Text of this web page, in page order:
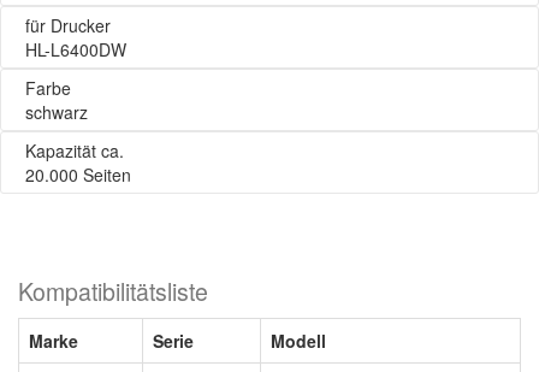
für Drucker
HL-L6400DW
Farbe
schwarz
Kapazität ca.
20.000 Seiten
Kompatibilitätsliste
Marke Serie
Modell